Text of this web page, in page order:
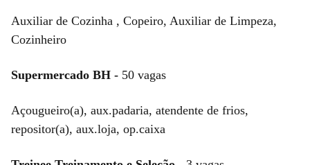
Auxiliar de Cozinha , Copeiro, Auxiliar de Limpeza,
Cozinheiro
Supermercado BH - 50 vagas
Açougueiro(a), aux.padaria, atendente de frios,
repositor(a), aux.loja, op.caixa